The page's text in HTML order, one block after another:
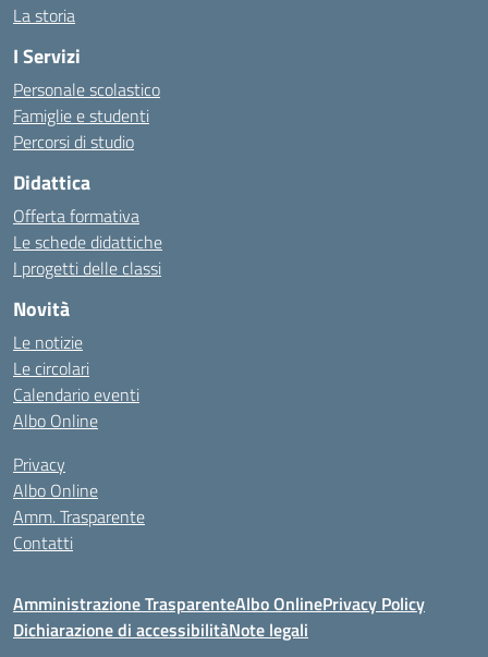
La storia
I Servizi
Personale scolastico
Famiglie e studenti
Percorsi di studio
Didattica
Offerta formativa
Le schede didattiche
I progetti delle classi
Novità
Le notizie
Le circolari
Calendario eventi
Albo Online
Privacy
Albo Online
Amm. Trasparente
Contatti
Amministrazione TrasparenteAlbo OnlinePrivacy Policy
Dichiarazione di accessibilitàNote legali